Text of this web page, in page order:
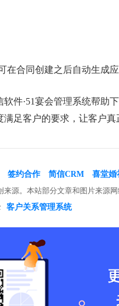
在合同创建之后自动生成
件·51宴会管理系统帮助
足客户的要求，让客户
签约合作 简信CRM
喜堂婚
来源。本站部分文章和图片来源
客户关系管理系统